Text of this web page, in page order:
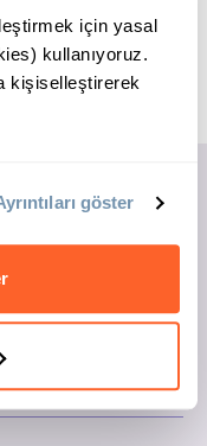
için yasal
kullanıyoruz.
kişiselleştirerek
göster